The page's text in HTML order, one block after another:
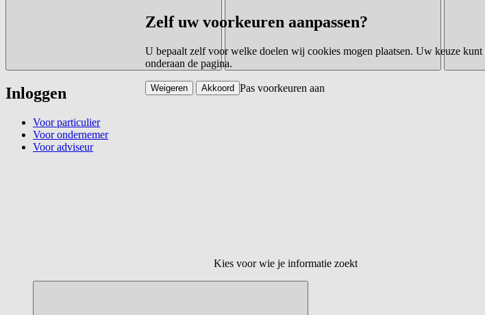
Inloggen
Voor particulier
Voor ondernemer
Voor adviseur
Kies voor wie je informatie zoekt
Zelf uw voorkeuren aanpassen?
U bepaalt zelf voor welke doelen wij cookies mogen plaatsen. Uw keuze
onderaan de pagina.
Pas voorkeuren aan
Weigeren Akkoord